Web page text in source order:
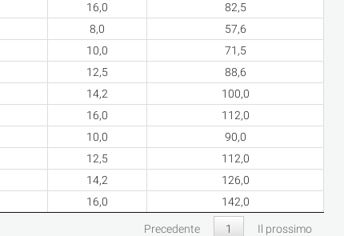
16,0
82,5
8,0
57,6
10,0
71,5
12,5
88,6
14,2
100,0
16,0
112,0
10,0
90,0
12,5
112,0
14,2
126,0
16,0 142,0
Precedente 1 Il prossimo